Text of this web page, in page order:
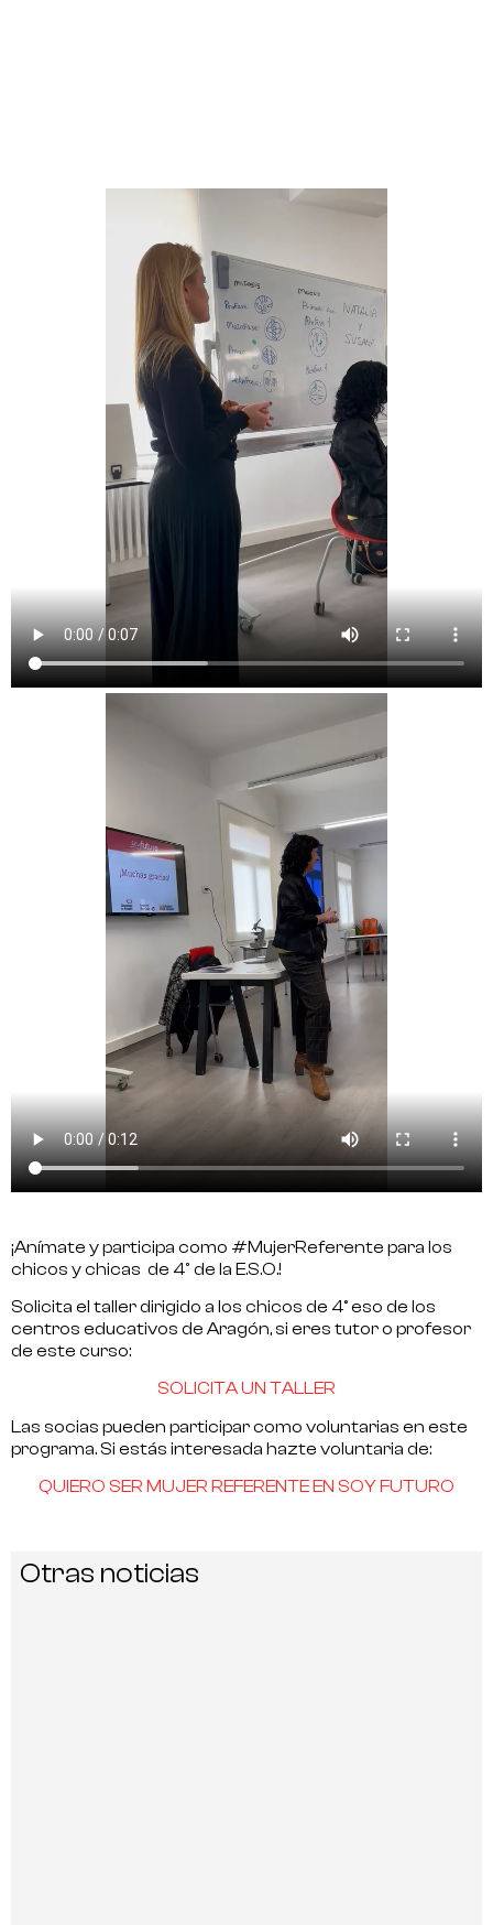
¡Anímate y participa como #MujerReferente para los
chicos y chicas de 4º de la E.S.O.!
Solicita el taller dirigido a los chicos de 4° eso de los
centros educativos de Aragón, si eres tutor o profesor
de este curso:
SOLICITA UN TALLER
Las socias pueden participar como voluntarias en este
programa. Si estás interesada hazte voluntaria de:
QUIERO SER MUJER REFERENTE EN SOY FUTURO
Otras noticias